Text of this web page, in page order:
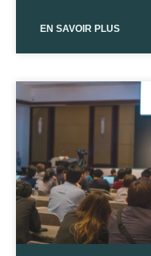
EN SAVOIR PLUS